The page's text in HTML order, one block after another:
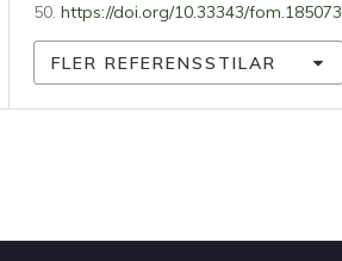
50. https://doi.org/10.33343/fom.185073
FLER REFERENSSTILAR